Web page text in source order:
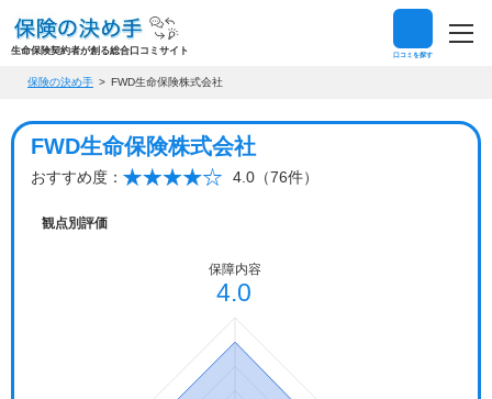
生命保険契約者が創る総合口コミサイト 口コミを探す
保険の決め手 FWD生命保険株式会社
FWD生命保険株式会社
おすすめ度： 4.0（76件）
観点別評価